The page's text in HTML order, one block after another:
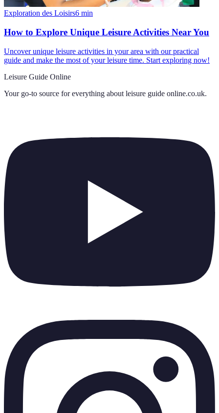
Exploration des Loisirs6 min
How to Explore Unique Leisure Activities Near You
Uncover unique leisure activities in your area with our practical
guide and make the most of your leisure time. Start exploring now!
Leisure Guide Online
Your go-to source for everything about leisure guide online.co.uk.